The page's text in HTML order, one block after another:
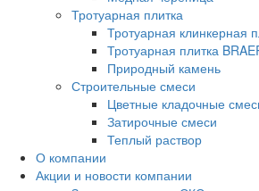
Тротуарная плитка
Тротуарная клинкерная
Тротуарная плитка
Природный камень
Строительные смеси
Цветные кладочные
Затирочные смеси
Теплый раствор
О компании
Акции и новости компании